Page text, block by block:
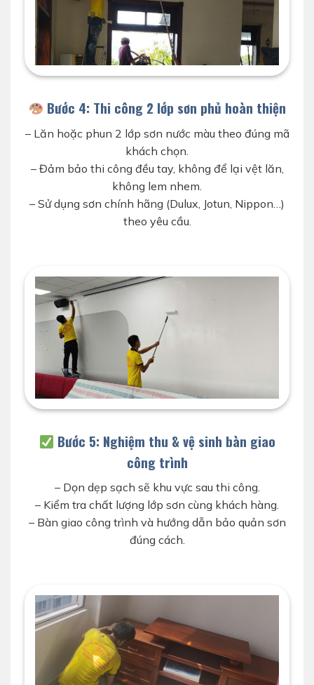
sơn lót chống kềm cho nhà
Bước 4: Thi công 2 lớp sơn phủ hoàn thiện
– Lăn hoặc phun 2 lớp sơn nước màu theo đúng mã
khách chọn.
– Đảm bảo thi công đều tay, không để lại vệt lăn,
không lem nhem.
– Sử dụng sơn chính hãng (Dulux, Jotun, Nippon…)
theo yêu cầu.
lăn sơn màu hoàn thiện
Bước 5: Nghiệm thu & vệ sinh bàn giao
công trình
– Dọn dẹp sạch sẽ khu vực sau thi công.
– Kiểm tra chất lượng lớp sơn cùng khách hàng.
– Bàn giao công trình và hướng dẫn bảo quản sơn
đúng cách.